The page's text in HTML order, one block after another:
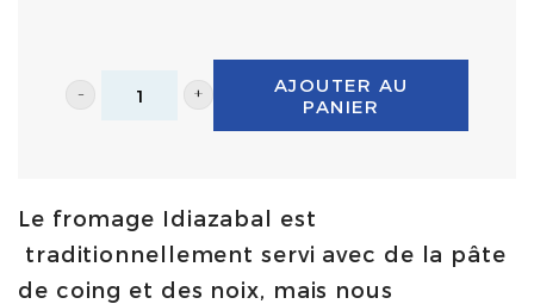
Morceau
275g/325g
|
Artzai
AJOUTER AU
PANIER
Le fromage Idiazabal est
traditionnellement servi avec de la pâte
de coing et des noix, mais nous